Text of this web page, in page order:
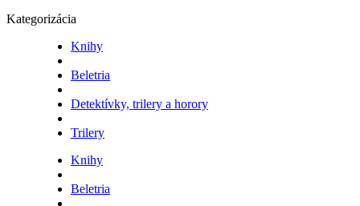
Kategorizácia
Knihy
Beletria
Detektívky, trilery a horory
Trilery
Knihy
Beletria